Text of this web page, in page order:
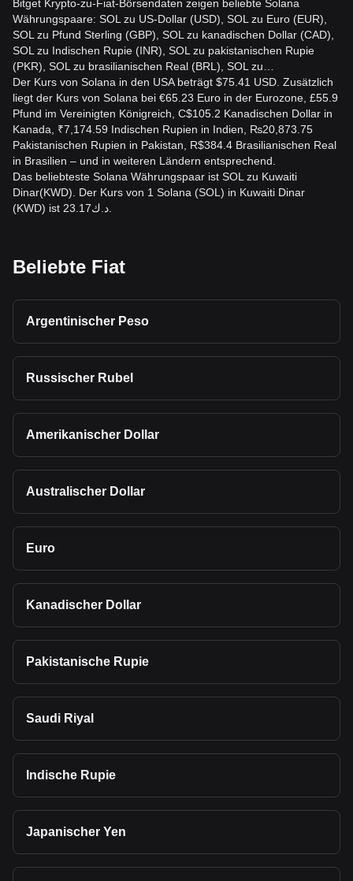
Bitget Krypto-zu-Fiat-Börsendaten zeigen beliebte Solana
Währungspaare: SOL zu US-Dollar (USD), SOL zu Euro (EUR),
SOL zu Pfund Sterling (GBP), SOL zu kanadischen Dollar (CAD),
SOL zu Indischen Rupie (INR), SOL zu pakistanischen Rupie
(PKR), SOL zu brasilianischen Real (BRL), SOL zu…
Der Kurs von Solana in den USA beträgt $75.41 USD. Zusätzlich
liegt der Kurs von Solana bei €65.23 Euro in der Eurozone, £55.9
Pfund im Vereinigten Königreich, C$105.2 Kanadischen Dollar in
Kanada, ₹7,174.59 Indischen Rupien in Indien, ₨20,873.75
Pakistanischen Rupien in Pakistan, R$384.4 Brasilianischen Real
in Brasilien – und in weiteren Ländern entsprechend.
Das beliebteste Solana Währungspaar ist SOL zu Kuwaiti
Dinar(KWD). Der Kurs von 1 Solana (SOL) in Kuwaiti Dinar
Beliebte Fiat
Argentinischer Peso
Russischer Rubel
Amerikanischer Dollar
Australischer Dollar
Euro
Kanadischer Dollar
Pakistanische Rupie
Saudi Riyal
Indische Rupie
Japanischer Yen